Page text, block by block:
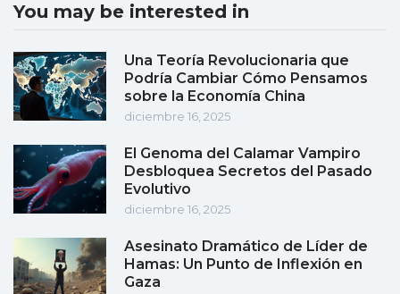
You may be interested in
Una Teoría Revolucionaria que
Podría Cambiar Cómo Pensamos
sobre la Economía China
diciembre 16, 2025
El Genoma del Calamar Vampiro
Desbloquea Secretos del Pasado
Evolutivo
diciembre 16, 2025
Asesinato Dramático de Líder de
Hamas: Un Punto de Inflexión en
Gaza